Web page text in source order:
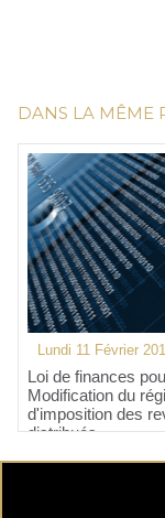
DANS LA MÊME
Lundi 11 Février
Loi de finances
Modification du
d'imposition des
distribués